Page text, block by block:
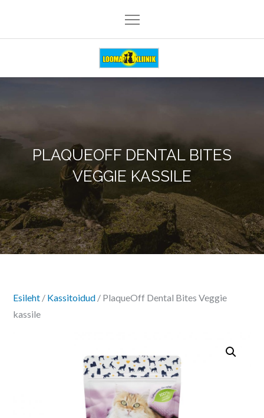
content
Loomakliinik Päike
PLAQUEOFF DENTAL BITES
VEGGIE KASSILE
Esileht / Kassitoidud / PlaqueOff Dental Bites Veggie
kassile